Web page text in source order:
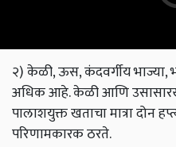
२) केळी, ऊस, कंदवर्गीय भाज्या,
अधिक आहे. केळी आणि
पालाशयुक्त खताचा मात्रा दोन
परिणामकारक ठरते.